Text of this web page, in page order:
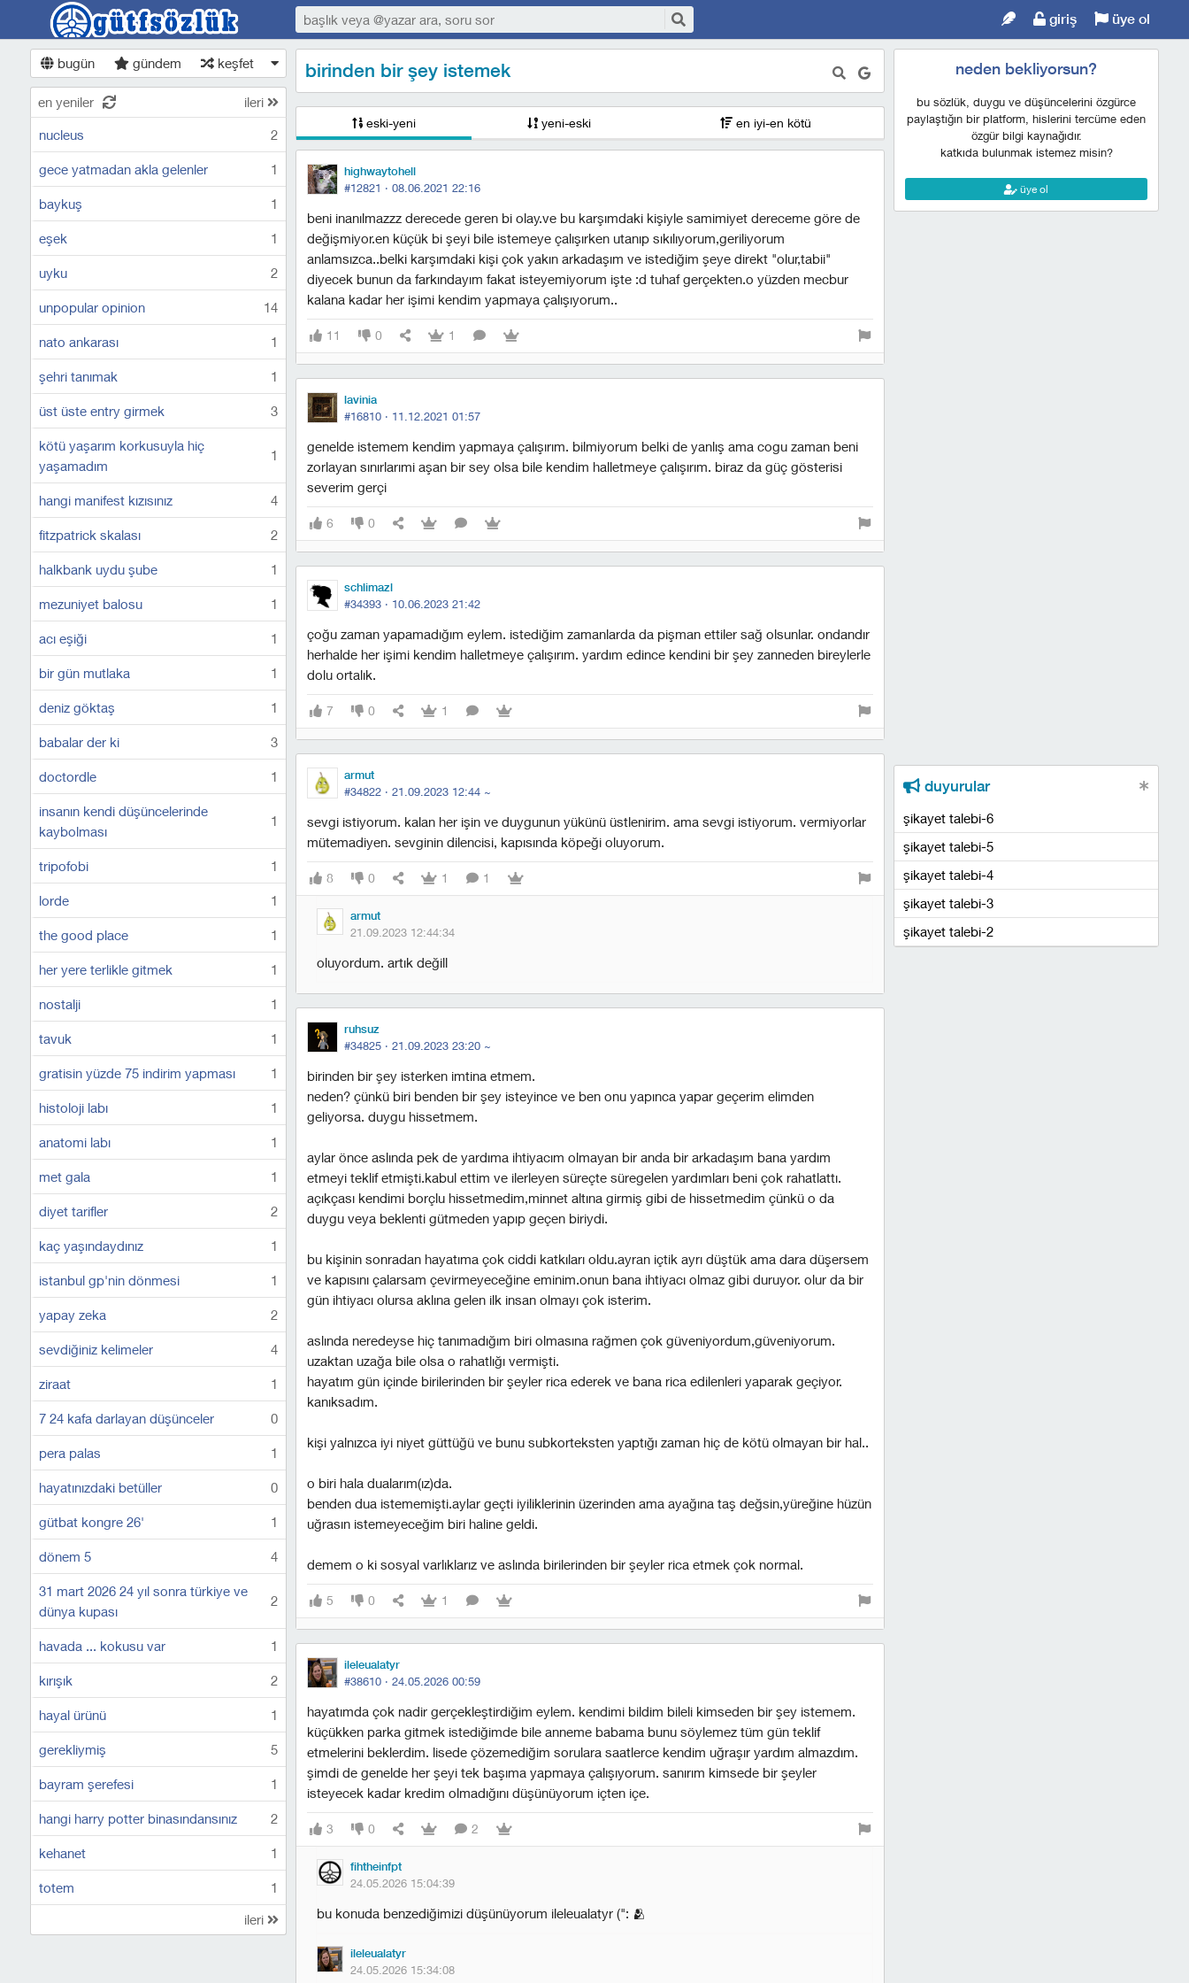
giriş üye ol
bugün gündem keşfet
en yeniler ileri
nucleus 2
gece yatmadan akla gelenler 1
baykuş 1
eşek 1
uyku 2
unpopular opinion 14
nato ankarası 1
şehri tanımak 1
üst üste entry girmek 3
kötü yaşarım korkusuyla hiç
yaşamadım
1
hangi manifest kızısınız 4
fitzpatrick skalası 2
halkbank uydu şube 1
mezuniyet balosu 1
acı eşiği 1
bir gün mutlaka 1
deniz göktaş 1
babalar der ki 3
doctordle 1
insanın kendi düşüncelerinde
kaybolması
1
tripofobi 1
lorde 1
the good place 1
her yere terlikle gitmek 1
nostalji 1
tavuk 1
gratisin yüzde 75 indirim yapması 1
histoloji labı 1
anatomi labı 1
met gala 1
diyet tarifler 2
kaç yaşındaydınız 1
istanbul gp'nin dönmesi 1
yapay zeka 2
sevdiğiniz kelimeler 4
ziraat 1
7 24 kafa darlayan düşünceler 0
pera palas 1
hayatınızdaki betüller 0
gütbat kongre 26' 1
dönem 5 4
31 mart 2026 24 yıl sonra türkiye ve
dünya kupası
2
havada ... kokusu var 1
kırışık 2
hayal ürünü 1
gerekliymiş 5
bayram şerefesi 1
hangi harry potter binasındansınız 2
kehanet 1
totem 1
ileri
birinden bir şey istemek
eski-yeni yeni-eski en iyi-en kötü
highwaytohell
#12821 · 08.06.2021 22:16
beni inanılmazzz derecede geren bi olay.ve bu karşımdaki kişiyle samimiyet dereceme göre de
değişmiyor.en küçük bi şeyi bile istemeye çalışırken utanıp sıkılıyorum,geriliyorum
anlamsızca..belki karşımdaki kişi çok yakın arkadaşım ve istediğim şeye direkt "olur,tabii"
diyecek bunun da farkındayım fakat isteyemiyorum işte :d tuhaf gerçekten.o yüzden mecbur
kalana kadar her işimi kendim yapmaya çalışıyorum..
11 0 1
lavinia
#16810 · 11.12.2021 01:57
genelde istemem kendim yapmaya çalışırım. bilmiyorum belki de yanlış ama cogu zaman beni
zorlayan sınırlarımi aşan bir sey olsa bile kendim halletmeye çalışırım. biraz da güç gösterisi
severim gerçi
6 0
schlimazl
#34393 · 10.06.2023 21:42
çoğu zaman yapamadığım eylem. i̇stediğim zamanlarda da pişman ettiler sağ olsunlar. ondandır
herhalde her işimi kendim halletmeye çalışırım. yardım edince kendini bir şey zanneden bireylerle
dolu ortalık.
7 0 1
armut
#34822 · 21.09.2023 12:44 ~
sevgi istiyorum. kalan her işin ve duygunun yükünü üstlenirim. ama sevgi istiyorum. vermiyorlar
mütemadiyen. sevginin dilencisi, kapısında köpeği oluyorum.
8 0 1 1
armut
21.09.2023 12:44:34
oluyordum. artık değill
ruhsuz
#34825 · 21.09.2023 23:20 ~
birinden bir şey isterken imtina etmem.
neden? çünkü biri benden bir şey isteyince ve ben onu yapınca yapar geçerim elimden
geliyorsa. duygu hissetmem.
aylar önce aslında pek de yardıma ihtiyacım olmayan bir anda bir arkadaşım bana yardım
etmeyi teklif etmişti.kabul ettim ve ilerleyen süreçte süregelen yardımları beni çok rahatlattı.
açıkçası kendimi borçlu hissetmedim,minnet altına girmiş gibi de hissetmedim çünkü o da
duygu veya beklenti gütmeden yapıp geçen biriydi.
bu kişinin sonradan hayatıma çok ciddi katkıları oldu.ayran içtik ayrı düştük ama dara düşersem
ve kapısını çalarsam çevirmeyeceğine eminim.onun bana ihtiyacı olmaz gibi duruyor. olur da bir
gün ihtiyacı olursa aklına gelen ilk insan olmayı çok isterim.
aslında neredeyse hiç tanımadığım biri olmasına rağmen çok güveniyordum,güveniyorum.
uzaktan uzağa bile olsa o rahatlığı vermişti.
hayatım gün içinde birilerinden bir şeyler rica ederek ve bana rica edilenleri yaparak geçiyor.
kanıksadım.
kişi yalnızca iyi niyet güttüğü ve bunu subkorteksten yaptığı zaman hiç de kötü olmayan bir hal..
o biri hala dualarım(ız)da.
benden dua istememişti.aylar geçti iyiliklerinin üzerinden ama ayağına taş değsin,yüreğine hüzün
uğrasın istemeyeceğim biri haline geldi.
demem o ki sosyal varlıklarız ve aslında birilerinden bir şeyler rica etmek çok normal.
5 0 1
ileleualatyr
#38610 · 24.05.2026 00:59
hayatımda çok nadir gerçekleştirdiğim eylem. kendimi bildim bileli kimseden bir şey istemem.
küçükken parka gitmek istediğimde bile anneme babama bunu söylemez tüm gün teklif
etmelerini beklerdim. lisede çözemediğim sorulara saatlerce kendim uğraşır yardım almazdım.
şimdi de genelde her şeyi tek başıma yapmaya çalışıyorum. sanırım kimsede bir şeyler
isteyecek kadar kredim olmadığını düşünüyorum içten içe.
3 0 2
fihtheinfpt
24.05.2026 15:04:39
bu konuda benzediğimizi düşünüyorum ileleualatyr (": 🫂
ileleualatyr
24.05.2026 15:34:08
neden bekliyorsun?
bu sözlük, duygu ve düşüncelerini özgürce
paylaştığın bir platform, hislerini tercüme eden
özgür bilgi kaynağıdır.
katkıda bulunmak istemez misin?
üye ol
duyurular
şikayet talebi-6
şikayet talebi-5
şikayet talebi-4
şikayet talebi-3
şikayet talebi-2